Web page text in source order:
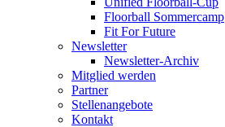
Floorball Sommercamp
Fit For Future
Newsletter
Newsletter-Archiv
Mitglied werden
Partner
Stellenangebote
Kontakt